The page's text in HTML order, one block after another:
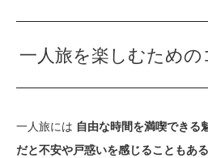
一人旅を楽しむための
一人旅には 自由な時間を満喫できる
だと不安や戸惑いを感じることもある